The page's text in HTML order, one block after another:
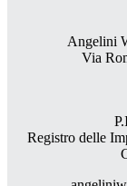
Angelini
Via
Registro delle